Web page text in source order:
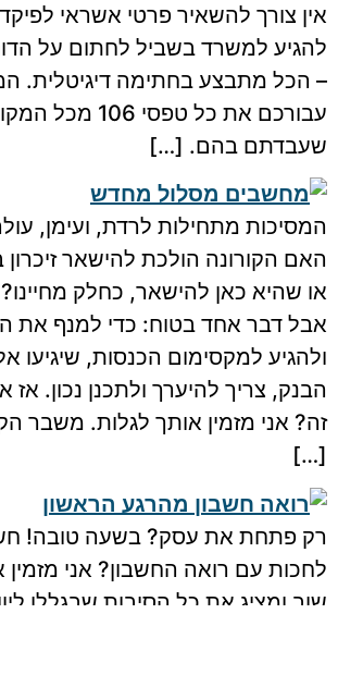
אין צורך להשאיר פרטי אשראי
להגיע למשרד בשביל לחתום על
– הכל מתבצע בחתימה דיגיטלית.
עבורכם את כל טפסי
שעבדתם בהם. […]
המסיכות מתחילות לרדת, ועימן,
או שהיא כאן להישאר, כחלק
אבל דבר אחד בטוח: כדי למנף את
ולהגיע למקסימום הכנסות, שיגיעו
הבנק, צריך להיערך ולתכנן נכון. אז
זה? אני מזמין אותך לגלות. משבר
[…]
רק פתחת את עסק? בשעה טובה!
לחכות עם רואה החשבון? אני
שוב ומציג את כל הסיבות שבגללן